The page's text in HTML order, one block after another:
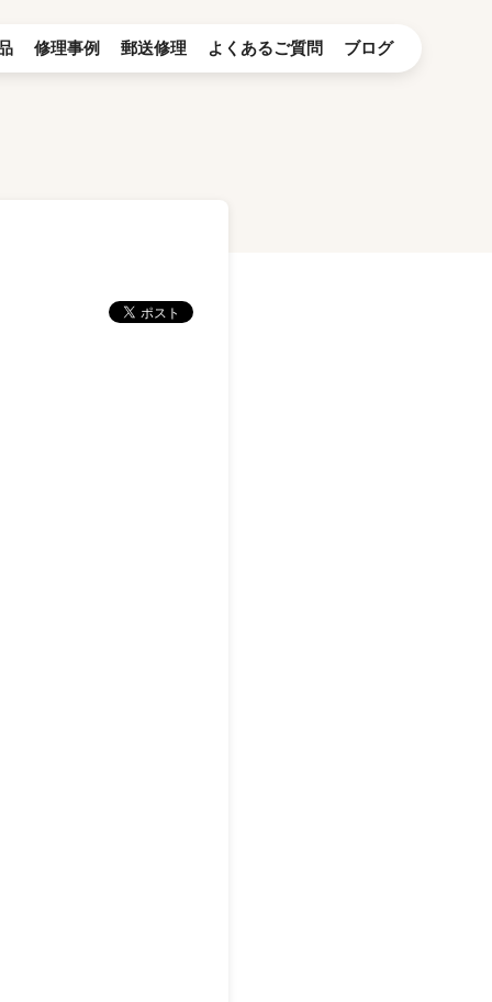
修理事例 郵送修理 よくあるご質問 ブログ